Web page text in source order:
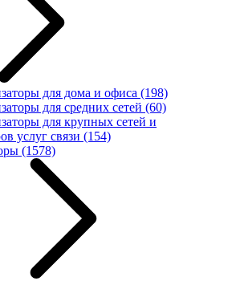
для дома и офиса (198)
для средних сетей (60)
для крупных сетей и
услуг связи (154)
(1578)